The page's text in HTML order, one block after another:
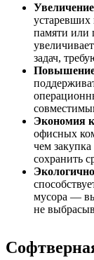
памяти или
задач,
Повышение
Экономия
офисных
чем
сохранить
мусора —
не